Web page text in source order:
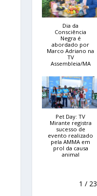
Dia da
Consciência
Negra é
abordado por
Marco Adriano na
TV
Assembleia/MA
Pet Day: TV
Mirante registra
sucesso de
evento realizado
pela AMMA em
prol da causa
animal
1 / 23